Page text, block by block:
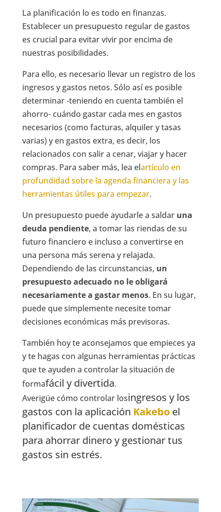
La planificación lo es todo en finanzas.
Establecer un presupuesto regular de gastos
es crucial para evitar vivir por encima de
nuestras posibilidades.
Para ello, es necesario llevar un registro de los
ingresos y gastos netos. Sólo así es posible
determinar -teniendo en cuenta también el
ahorro- cuándo gastar cada mes en gastos
necesarios (como facturas, alquiler y tasas
varias) y en gastos extra, es decir, los
relacionados con salir a cenar, viajar y hacer
compras. Para saber más, lea elartículo en
profundidad sobre la agenda financiera y las
herramientas útiles para empezar.
Un presupuesto puede ayudarle a saldar una
deuda pendiente, a tomar las riendas de su
futuro financiero e incluso a convertirse en
una persona más serena y relajada.
Dependiendo de las circunstancias, un
presupuesto adecuado no le obligará
necesariamente a gastar menos. En su lugar,
puede que simplemente necesite tomar
decisiones económicas más previsoras.
También hoy te aconsejamos que empieces ya
y te hagas con algunas herramientas prácticas
que te ayuden a controlar la situación de
formafácil y divertida.
Averigüe cómo controlar losingresos y los
gastos con la aplicación Kakebo el
planificador de cuentas domésticas
para ahorrar dinero y gestionar tus
gastos sin estrés.